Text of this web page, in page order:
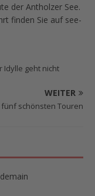
der Antholzer See.
finden Sie auf see-
Idylle geht nicht
WEITER
schönsten Touren